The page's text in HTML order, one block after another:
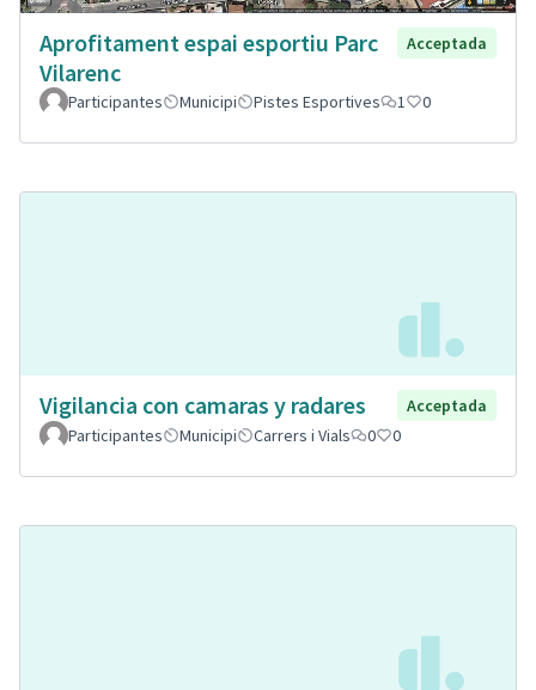
Aprofitament espai esportiu Parc
Vilarenc
Acceptada
Participantes Municipi Pistes Esportives 1 0
Vigilancia con camaras y radares
Acceptada
Participantes
Municipi Carrers i Vials 0 0